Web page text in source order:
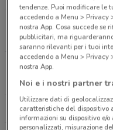
Via Ugo Foscolo,
13.9 km
CHIUSO
Via Schito N185
14.7 km
CHIUSO
tendenze. Puoi modificare le
accedendo a Menu >
nostra App. Cosa succede
pubblicitari, ma
saranno rilevanti per i tuoi
accedendo a Menu >
nostra App.
Noi e i nostri partner
Utilizzare dati di
caratteristiche del dispositivo
informazioni su dispositivo e/
personalizzati, misurazione